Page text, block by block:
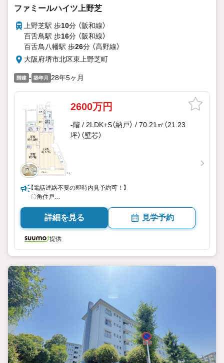
ファミールハイツ上野芝
上野芝駅 歩10分 （阪和線）
百舌鳥駅 歩16分 （阪和線）
百舌鳥八幡駅 歩26分 （高野線）
大阪府堺市北区東上野芝町
階建 - 築年月 28年5ヶ月
2600万円
-階 / 2LDK+S（納戸） / 70.21㎡（21.23
坪）（壁芯）
【電話連絡不要の即時内見予約可！】
〇角住戸
〇リフォーム済！
詳細を見る 見学予約
提供